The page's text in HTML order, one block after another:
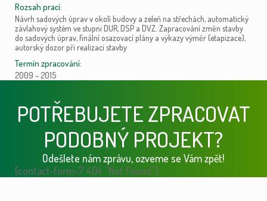
Rozsah prací:
Návrh sadových úprav v okolí budovy a zeleň na střechách, automatický
závlahový systém ve stupni DUR, DSP a DVZ. Zapracování změn stavby
do sadových úprav, finální osazovací plány a výkazy výměr (etapizace),
autorský dozor při realizaci stavby
Termín zpracování:
2009 – 2015
POTŘEBUJETE ZPRACOVAT
PODOBNÝ PROJEKT?
Odešlete nám zprávu, ozveme se Vám zpět!
[contact-form-7 404 "Not Found"]